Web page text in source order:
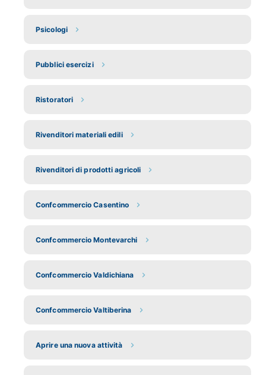
Psicologi
Pubblici esercizi
Ristoratori
Rivenditori materiali edili
Rivenditori di prodotti agricoli
Confcommercio Casentino
Confcommercio Montevarchi
Confcommercio Valdichiana
Confcommercio Valtiberina
Aprire una nuova attività